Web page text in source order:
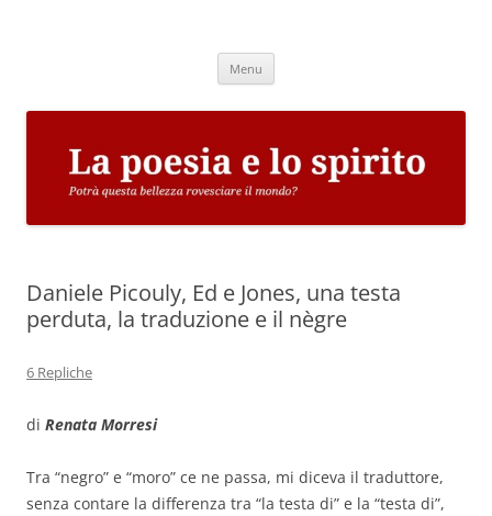
Menu
Daniele Picouly, Ed e Jones, una testa
perduta, la traduzione e il nègre
6 Repliche
di Renata Morresi
Tra “negro” e “moro” ce ne passa, mi diceva il traduttore,
senza contare la differenza tra “la testa di” e la “testa di”,